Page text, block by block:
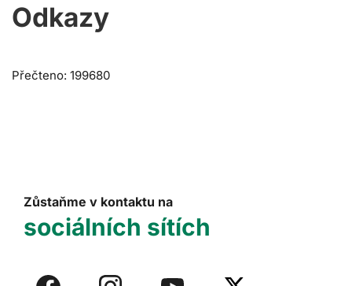
Odkazy
Přečteno: 199680
Zůstaňme v kontaktu na
sociálních sítích